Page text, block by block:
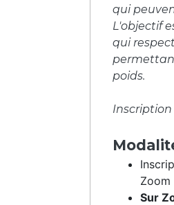
qui
L'objectif
qui
poids.
Zoom
Sur